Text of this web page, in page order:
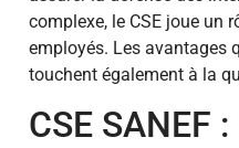
complexe, le CSE joue un
employés. Les avantages
touchent également à la
CSE SANEF